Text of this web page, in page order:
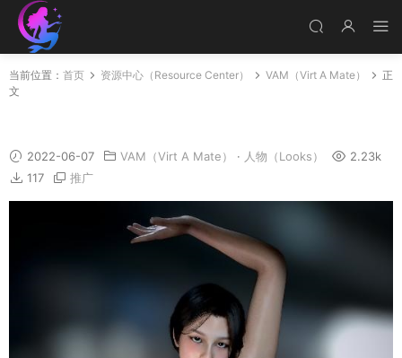
当前位置： 首页 资源中心（Resource Center） VAM（Virt A Mate）
正
文
2022-06-07 VAM（Virt A Mate） · 人物（Looks）
2.23k
117
推广